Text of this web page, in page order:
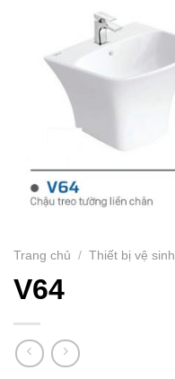
Trang chủ / Thiết bị vệ sinh
V64